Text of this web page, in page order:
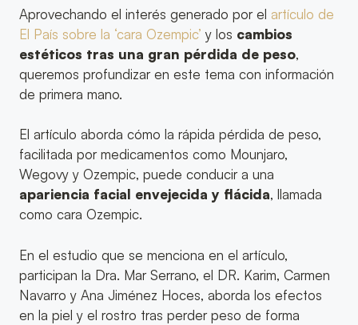
Aprovechando el interés generado por el artículo de
El País sobre la ‘cara Ozempic’ y los cambios
estéticos tras una gran pérdida de peso,
queremos profundizar en este tema con información
de primera mano.
El artículo aborda cómo la rápida pérdida de peso,
facilitada por medicamentos como Mounjaro,
Wegovy y Ozempic, puede conducir a una
apariencia facial envejecida y flácida, llamada
como cara Ozempic.
En el estudio que se menciona en el artículo,
participan la Dra. Mar Serrano, el DR. Karim, Carmen
Navarro y Ana Jiménez Hoces, aborda los efectos
en la piel y el rostro tras perder peso de forma